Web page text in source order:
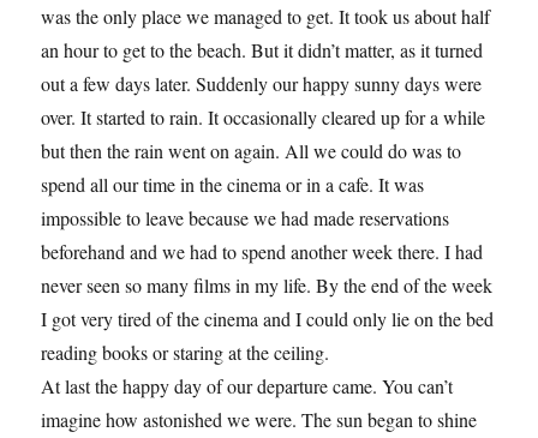
was the only place we managed to get. It took us about half
an hour to get to the beach. But it didn’t matter, as it turned
out a few days later. Suddenly our happy sunny days were
over. It started to rain. It occasionally cleared up for a while
but then the rain went on again. All we could do was to
spend all our time in the cinema or in a cafe. It was
impossible to leave because we had made reservations
beforehand and we had to spend another week there. I had
never seen so many films in my life. By the end of the week
I got very tired of the cinema and I could only lie on the bed
reading books or staring at the ceiling.
At last the happy day of our departure came. You can’t
imagine how astonished we were. The sun began to shine